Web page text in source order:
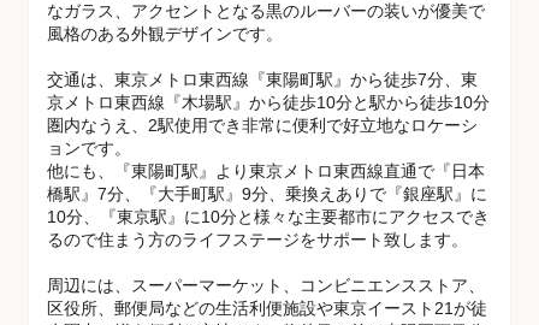
なガラス、アクセントとなる黒のルーバーの装いが優美で
風格のある外観デザインです。
交通は、東京メトロ東西線『東陽町駅』から徒歩7分、東
京メトロ東西線『木場駅』から徒歩10分と駅から徒歩10分
圏内なうえ、2駅使用でき非常に便利で好立地なロケーシ
ョンです。
他にも、『東陽町駅』より東京メトロ東西線直通で『日本
橋駅』7分、『大手町駅』9分、乗換えありで『銀座駅』に
10分、『東京駅』に10分と様々な主要都市にアクセスでき
るので住まう方のライフステージをサポート致します。
周辺には、スーパーマーケット、コンビニエンスストア、
区役所、郵便局などの生活利便施設や東京イースト21が徒